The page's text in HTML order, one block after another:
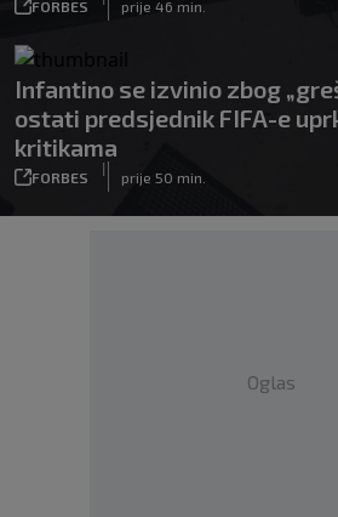
FORBES prije 46 min.
Infantino se izvinio zbog
ostati predsjednik FIFA-e
kritikama
FORBES
|
prije 50 min.
Oglas